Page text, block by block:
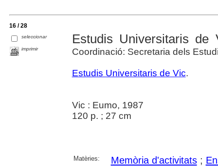
16 / 28
seleccionar
imprimir
Estudis Universitaris
Coordinació: Secretaria dels
Estudis Universitaris de Vic.
Vic : Eumo, 1987
120 p. ; 27 cm
Matèries: Memòria d'activitats;